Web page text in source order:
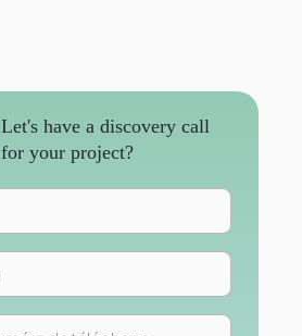
Let's have a discovery call
for your project?